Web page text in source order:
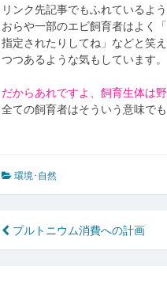
リンク先記事でもふれているよ
おらや一部のエビ飼育者はよく
指定されたりしてね」などと笑
つつあるような気もしています。
だからあれですよ、飼育生体は
全ての飼育者はそういう意味で
環境･自然
投
稿
プルトニウム消費への計画